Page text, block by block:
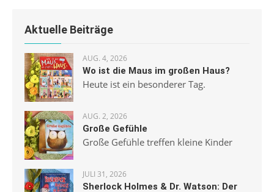
Aktuelle Beiträge
AUG. 4, 2026
Wo ist die Maus im großen Haus?
Heute ist ein besonderer Tag.
AUG. 2, 2026
Große Gefühle
Große Gefühle treffen kleine Kinder
JULI 31, 2026
Sherlock Holmes & Dr. Watson: Der